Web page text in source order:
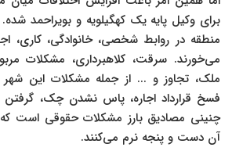
برای وکیل پایه یک کهگیلویه و بویراحمد
منطقه در روابط شخصی، خانوادگی، کاری،
می‌خورند. سرقت، کلاهبرداری، مشکلات
ملک، تجاوز و ... از جمله مشکلات این
فسخ قرارداد اجاره، پاس نشدن چک،
چنینی مصادیق بارز مشکلات حقوقی است که
آن دست و پنجه نرم می‌کنند.